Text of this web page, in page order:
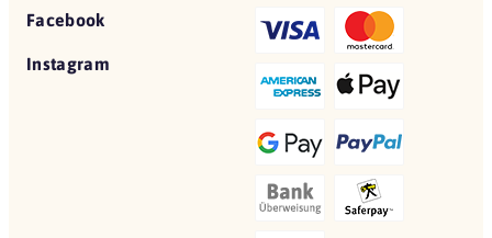
Facebook
Instagram